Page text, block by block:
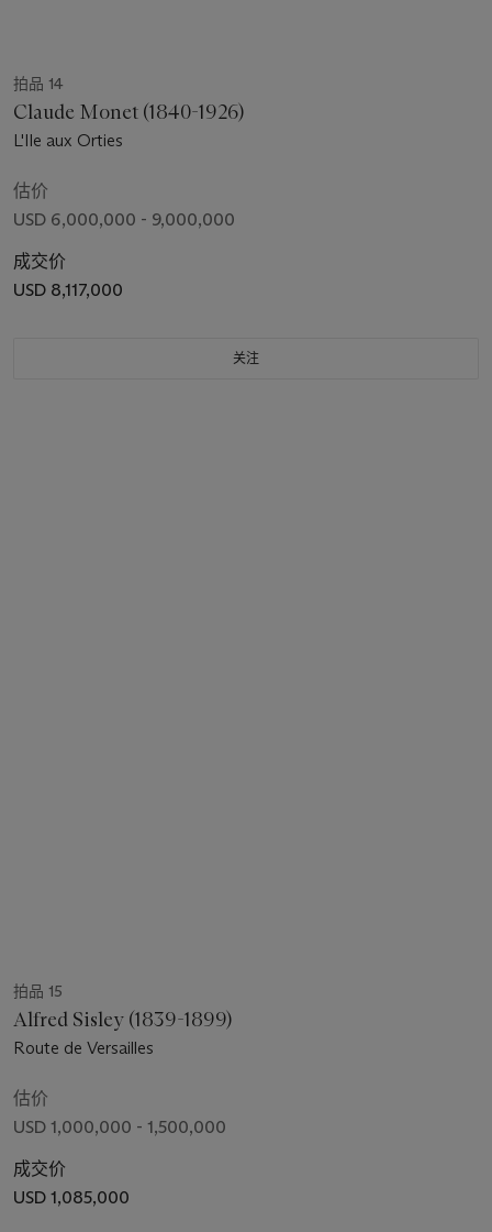
拍品 14
Claude Monet (1840-1926)
L'Ile aux Orties
估价
USD 6,000,000 - 9,000,000
成交价
USD 8,117,000
关注
拍品 15
Alfred Sisley (1839-1899)
Route de Versailles
估价
USD 1,000,000 - 1,500,000
成交价
USD 1,085,000